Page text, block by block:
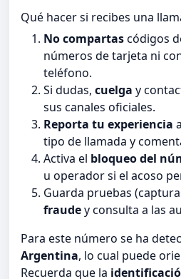
Qué hacer si recibes una
No compartascódigos
números de tarjeta ni
teléfono.
Si dudas, cuelga y
sus canales oficiales.
Reporta tu experiencia
tipo de llamada y
Activa el bloqueo del
u operador si el acoso
Guarda pruebas
fraudey consulta a las
Para este número se ha
Argentina, lo cual puede
Recuerda que la